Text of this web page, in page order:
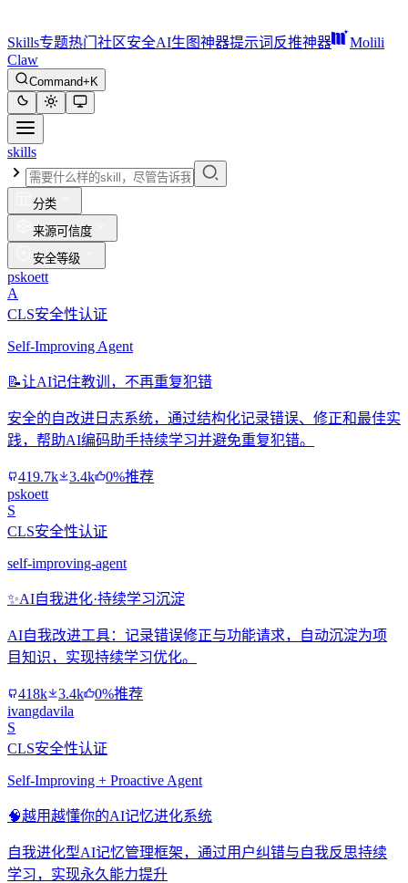
Skills专题热门 社区安全AI生图神器提示词反推神器
Molili
Claw
Command+K
skills
分类
来源可信度
安全等级
pskoett
A
CLS安全性认证
Self-Improving Agent
📝让AI记住教训，不再重复犯错
安全的自改进日志系统，通过结构化记录错误、修正和最佳实
践，帮助AI编码助手持续学习并避免重复犯错。
419.7k 3.4k
0%推荐
pskoett
S
CLS安全性认证
self-improving-agent
✨AI自我进化·持续学习沉淀
AI自我改进工具：记录错误修正与功能请求，自动沉淀为项
目知识，实现持续学习优化。
418k 3.4k
0%推荐
ivangdavila
S
CLS安全性认证
Self-Improving + Proactive Agent
🧠越用越懂你的AI记忆进化系统
自我进化型AI记忆管理框架，通过用户纠错与自我反思持续
学习，实现永久能力提升